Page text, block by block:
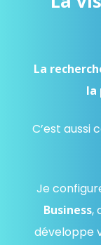
La
la
C’est aussi
Je
Business,
développe